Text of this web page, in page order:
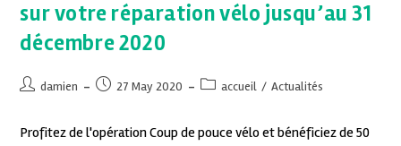
sur votre réparation vélo jusqu’au 31
décembre 2020
damien 27 May 2020 accueil / Actualités
Profitez de l'opération Coup de pouce vélo et bénéficiez de 50